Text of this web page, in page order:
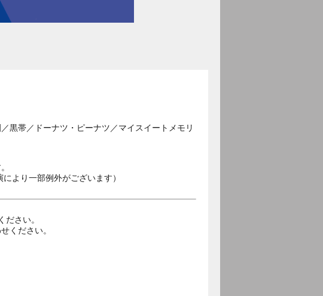
黒帯／ドーナツ・ピーナツ／マイスイートメモリ
より一部例外がございます）
さい。
ください。